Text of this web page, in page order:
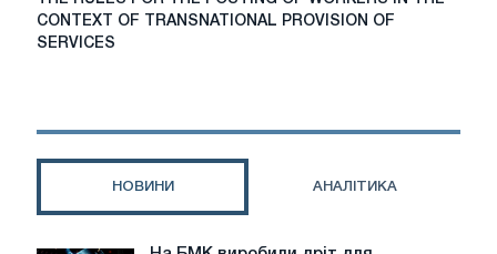
RULES
FOR
WORKERS
TRANSNATIONAL
CONTEXT OF TRANSNATIONAL PROVISION OF
SERVICES
НОВИНИ АНАЛІТИКА